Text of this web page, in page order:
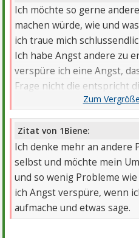
Ich möchte so gerne
machen würde, wie und
ich traue mich
Ich habe Angst andere zu
verspüre ich eine Angst,
Frage nicht die entspricht
sogar das Gegenteil
mehr Enttäuschung
Zitat von 1Biene:
Ich denke mehr an andere
selbst und möchte mein
und so wenig Probleme
ich Angst verspüre, wenn
aufmache und etwas sage.